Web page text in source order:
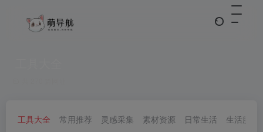
工具大全 常用推荐 灵感采集 素材资源 日常生活 生活服务